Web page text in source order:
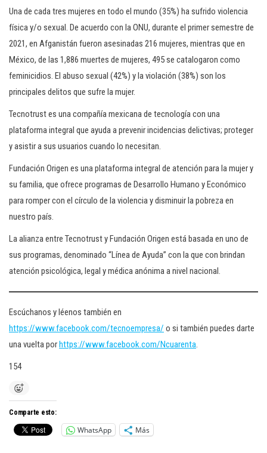
Una de cada tres mujeres en todo el mundo (35%) ha sufrido violencia
física y/o sexual. De acuerdo con la ONU, durante el primer semestre de
2021, en Afganistán fueron asesinadas 216 mujeres, mientras que en
México, de las 1,886 muertes de mujeres, 495 se catalogaron como
feminicidios. El abuso sexual (42%) y la violación (38%) son los
principales delitos que sufre la mujer.
Tecnotrust es una compañía mexicana de tecnología con una
plataforma integral que ayuda a prevenir incidencias delictivas; proteger
y asistir a sus usuarios cuando lo necesitan.
Fundación Origen es una plataforma integral de atención para la mujer y
su familia, que ofrece programas de Desarrollo Humano y Económico
para romper con el círculo de la violencia y disminuir la pobreza en
nuestro país.
La alianza entre Tecnotrust y Fundación Origen está basada en uno de
sus programas, denominado “Línea de Ayuda” con la que con brindan
atención psicológica, legal y médica anónima a nivel nacional.
Escúchanos y léenos también en
https://www.facebook.com/tecnoempresa/ o si también puedes darte
una vuelta porhttps://www.facebook.com/Ncuarenta.
154
Comparte esto:
WhatsApp Más